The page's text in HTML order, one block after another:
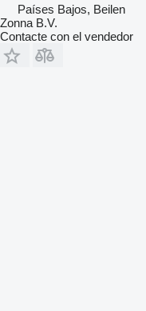
Países Bajos, Beilen
Zonna B.V.
Contacte con el vendedor